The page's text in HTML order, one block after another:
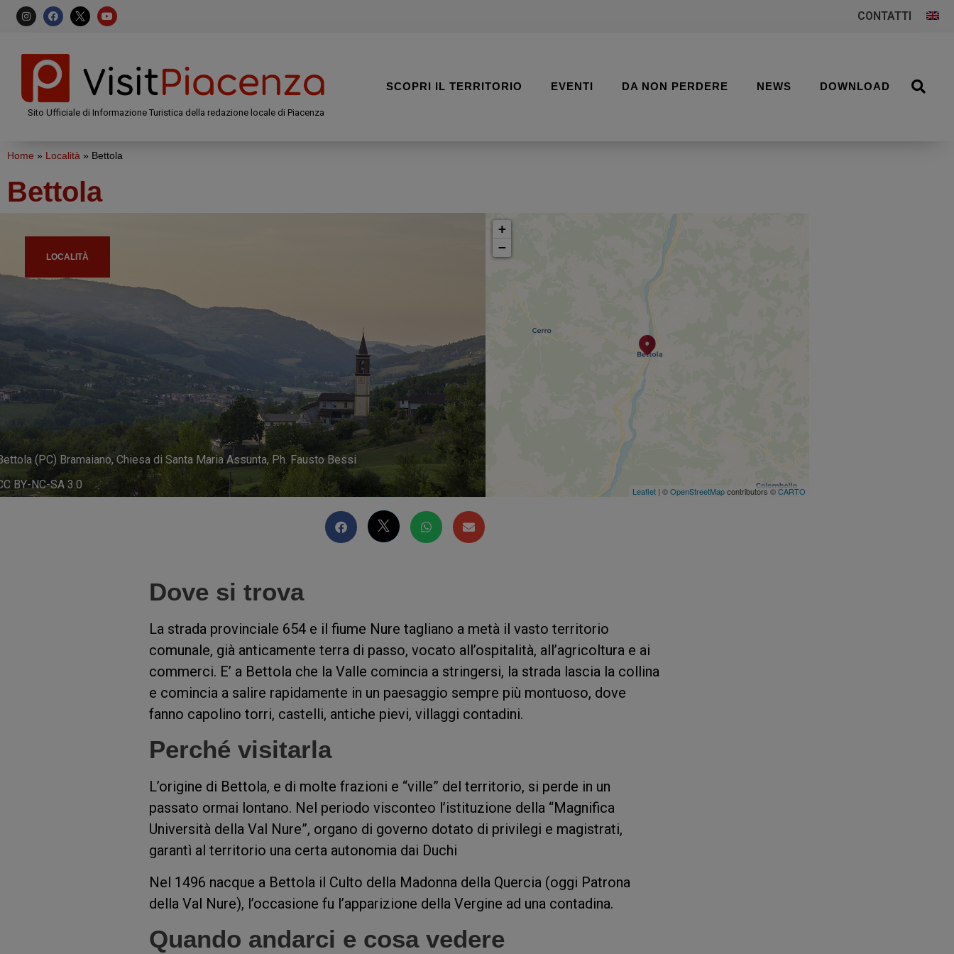
CONTATTI
Sito Ufficiale di Informazione Turistica della redazione locale di Piacenza
SCOPRI IL TERRITORIO EVENTI DA NON PERDERE NEWS DOWNLOAD
Home » Località » Bettola
Bettola
LOCALITÀ
(PC) Bramaiano, Chiesa di Santa Maria Assunta, Ph. Fausto Bessi
BY-NC-SA 3.0
+
−
Leaflet | ©OpenStreetMapcontributors ©CARTO
Dove si trova
La strada provinciale 654 e il fiume Nure tagliano a metà il vasto territorio
comunale, già anticamente terra di passo, vocato all’ospitalità, all’agricoltura e ai
commerci. E’ a Bettola che la Valle comincia a stringersi, la strada lascia la collina
e comincia a salire rapidamente in un paesaggio sempre più montuoso, dove
fanno capolino torri, castelli, antiche pievi, villaggi contadini.
Perché visitarla
L’origine di Bettola, e di molte frazioni e “ville” del territorio, si perde in un
passato ormai lontano. Nel periodo visconteo l’istituzione della “Magnifica
Università della Val Nure”, organo di governo dotato di privilegi e magistrati,
garantì al territorio una certa autonomia dai Duchi
Nel 1496 nacque a Bettola il Culto della Madonna della Quercia (oggi Patrona
della Val Nure), l’occasione fu l’apparizione della Vergine ad una contadina.
Quando andarci e cosa vedere